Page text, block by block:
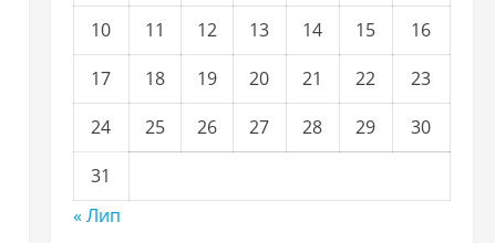
10
11 12 13 14 15
16
17
18 19 20 21 22
23
24
25 26 27 28 29
30
31
« Лип